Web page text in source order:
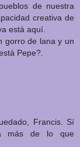
de nuestra
creativa de
está aquí.
gorro de lana y un
Pepe?.
Francis. Sí
más de lo que